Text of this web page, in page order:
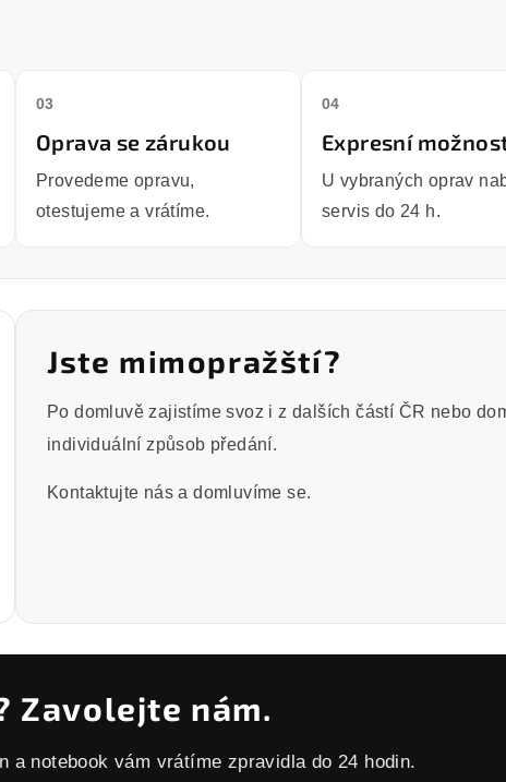
03
Oprava se zárukou
Provedeme opravu,
otestujeme a vrátíme.
04
Expresní
U vybraných oprav
servis do 24 h.
Jste mimopražští?
Po domluvě zajistíme svoz i z dalších částí ČR nebo
individuální způsob předání.
Kontaktujte nás a domluvíme se.
Zavolejte nám.
notebook vám vrátíme zpravidla do 24 hodin.